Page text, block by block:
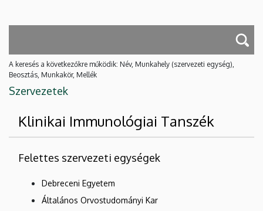
A keresés a következőkre működik: Név, Munkahely (szervezeti egység),
Beosztás, Munkakör, Mellék
Szervezetek
Klinikai Immunológiai Tanszék
Felettes szervezeti egységek
Debreceni Egyetem
Általános Orvostudományi Kar